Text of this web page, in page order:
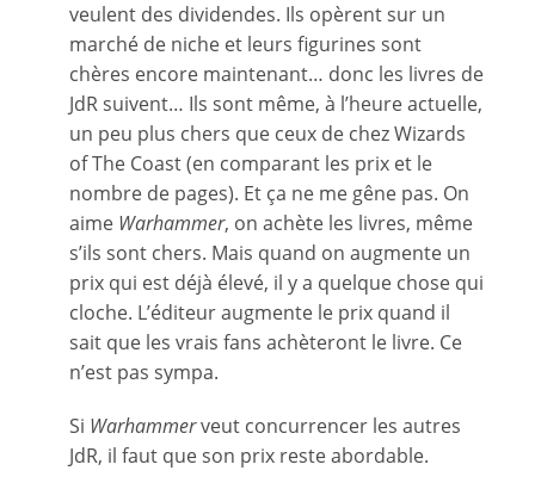
veulent des dividendes. Ils opèrent sur un
marché de niche et leurs figurines sont
chères encore maintenant… donc les livres de
JdR suivent… Ils sont même, à l’heure actuelle,
un peu plus chers que ceux de chez Wizards
of The Coast (en comparant les prix et le
nombre de pages). Et ça ne me gêne pas. On
aime Warhammer, on achète les livres, même
s’ils sont chers. Mais quand on augmente un
prix qui est déjà élevé, il y a quelque chose qui
cloche. L’éditeur augmente le prix quand il
sait que les vrais fans achèteront le livre. Ce
n’est pas sympa.
Si Warhammerveut concurrencer les autres
JdR, il faut que son prix reste abordable.